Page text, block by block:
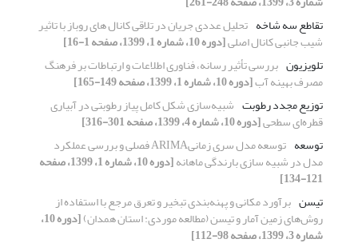
تقاطع سه شاخه تحلیل عددی جریان در تلاقی کانال های روباز با تاثیر
شیب جانبی کانال اصلی[دوره 10، شماره 1، 1399، صفحه 1-16]
تلویزیون بررسی تأثیر رسانه، فناوری اطلاعات و ارتباطات بر فرهنگ
مصرف بهینه آب[دوره 10، شماره 1، 1399، صفحه 149-165]
توزیع مجدد رطوبت شبیه‌سازی شکل کامل پیاز رطوبتی در آبیاری
قطره‌ای سطحی[دوره 10، شماره 4، 1399، صفحه 301-316]
توسعه
توسعه مدل سری زمانیARIMA فصلی و بررسی عملکرد
مدل در شبیه سازی بارندگی ماهانه [دوره 10، شماره 1، 1399، صفحه
121-134]
تیسن برآورد مکانی و پهنه‌بندی تبخیر و تعرق مرجع با استفاده از
روش‌های زمین آمار و تیسن (مطالعه موردی: استان همدان) [دوره 10،
شماره 3، 1399، صفحه 98-112]